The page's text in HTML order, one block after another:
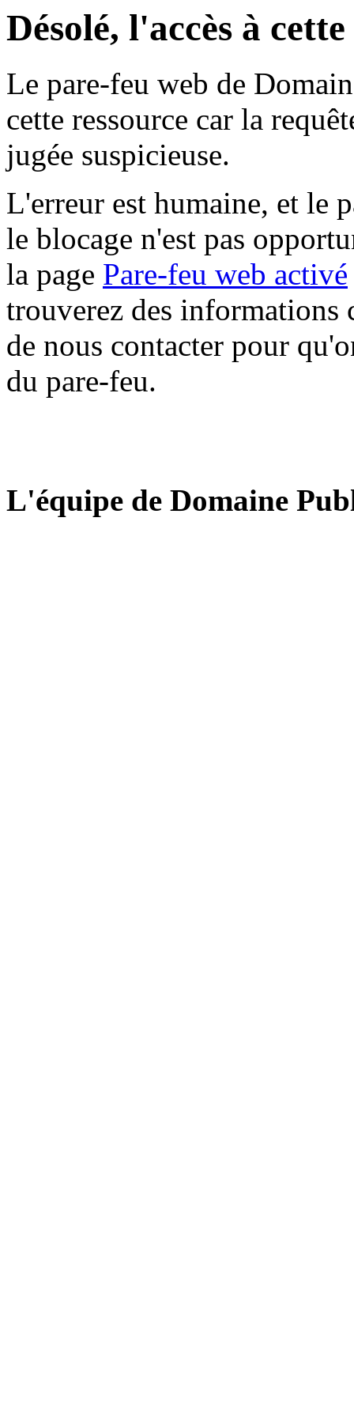
Désolé, l'accès à
Le pare-feu web de
cette ressource car la
jugée suspicieuse.
L'erreur est humaine, et le
le blocage n'est pas
la page Pare-feu web activé
trouverez des informations
de nous contacter pour
du pare-feu.
L'équipe de Domaine